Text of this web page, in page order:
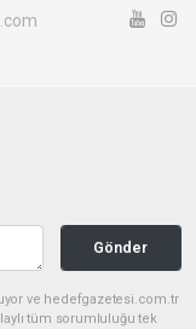
Gönder
ve hedefgazetesi.com.tr
tüm sorumluluğu tek